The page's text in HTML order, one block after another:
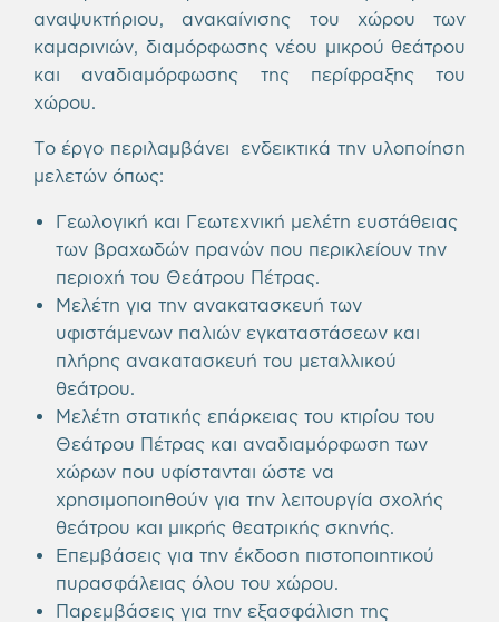
αναψυκτήριου, ανακαίνισης του χώρου των
καμαρινιών, διαμόρφωσης νέου μικρού θεάτρου
και αναδιαμόρφωσης της περίφραξης του
χώρου.
Το έργο περιλαμβάνει ενδεικτικά την υλοποίηση
μελετών όπως:
Γεωλογική και Γεωτεχνική μελέτη ευστάθειας
των βραχωδών πρανών που περικλείουν την
περιοχή του Θεάτρου Πέτρας.
Μελέτη για την ανακατασκευή των
υφιστάμενων παλιών εγκαταστάσεων και
πλήρης ανακατασκευή του μεταλλικού
θεάτρου.
Μελέτη στατικής επάρκειας του κτιρίου του
Θεάτρου Πέτρας και αναδιαμόρφωση των
χώρων που υφίστανται ώστε να
χρησιμοποιηθούν για την λειτουργία σχολής
θεάτρου και μικρής θεατρικής σκηνής.
Επεμβάσεις για την έκδοση πιστοποιητικού
πυρασφάλειας όλου του χώρου.
Παρεμβάσεις για την εξασφάλιση της